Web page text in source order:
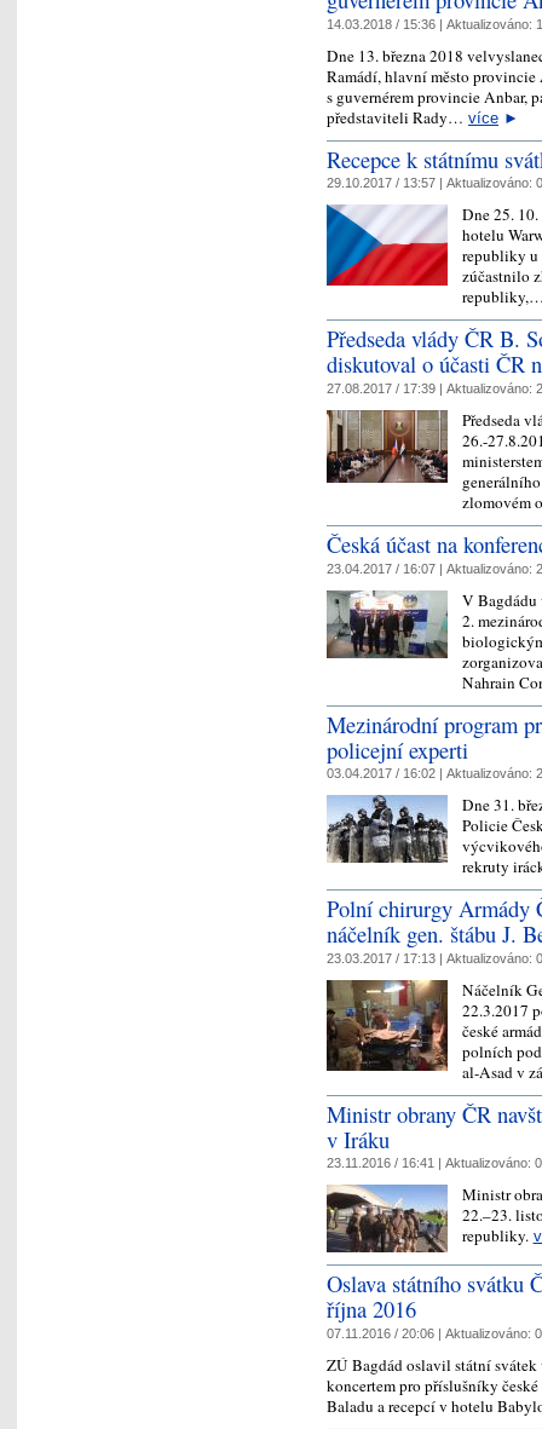
14.03.2018 / 15:36 | Aktualizováno:
Dne 13. března 2018
Ramádí, hlavní město
s guvernérem provincie Anbar,
představiteli Rady… více ►
Recepce k státnímu
29.10.2017 / 13:57 | Aktualizováno:
Dne 25.
hotelu
republiky u
zúčastnilo
Předseda vlády ČR B.
diskutoval o účasti ČR
27.08.2017 / 17:39 | Aktualizováno:
Předseda
26.-
Česká účast na
23.04.2017 / 16:07 | Aktualizováno:
V Bagdádu
2.
Nahrain
Mezinárodní program
policejní experti
03.04.2017 / 16:02 | Aktualizováno:
Dne 31.
Policie
rekruty
Polní chirurgy Armády
náčelník gen. štábu J.
23.03.2017 / 17:13 | Aktualizováno:
Náčelník
22.3.2017
české
polních
al-Asad v
Ministr obrany ČR
v Iráku
23.11.2016 / 16:41 | Aktualizováno:
Ministr
22.–23.
republiky.
Oslava státního svátku
října 2016
07.11.2016 / 20:06 | Aktualizováno:
ZÚ Bagdád oslavil státní svátek
koncertem pro příslušníky
Baladu a recepcí v hotelu